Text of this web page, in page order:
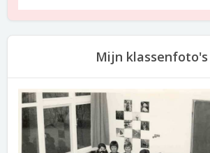
Mijn klassenfoto's